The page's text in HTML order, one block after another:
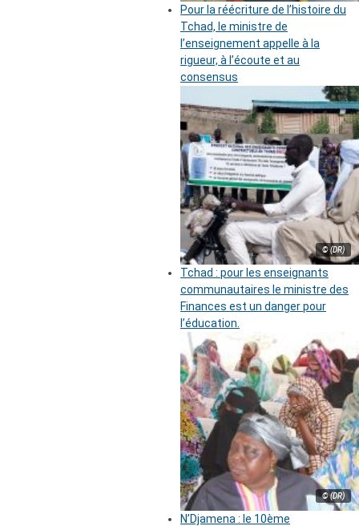
Pour la réécriture de l’histoire du
Tchad, le ministre de
l’enseignement appelle à la
rigueur, à l’écoute et au
consensus
© (DR)
Tchad : pour les enseignants
communautaires le ministre des
Finances est un danger pour
l’éducation.
© (DR)
N’Djamena : le 10ème